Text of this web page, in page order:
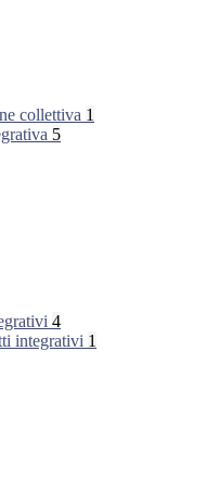
collettiva 1
5
4
integrativi 1